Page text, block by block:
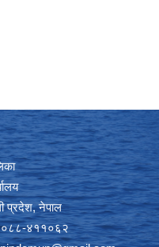
प्रदेश, नेपाल
०८८-४११०६२